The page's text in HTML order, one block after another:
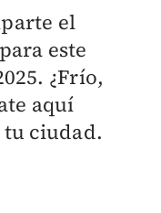
el
este
¿Frío,
aquí
tu ciudad.